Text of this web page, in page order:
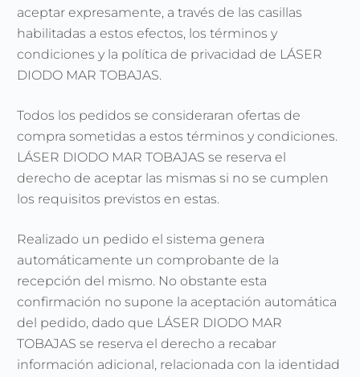
aceptar expresamente, a través de las casillas
habilitadas a estos efectos, los términos y
condiciones y la política de privacidad de LÁSER
DIODO MAR TOBAJAS.
Todos los pedidos se consideraran ofertas de
compra sometidas a estos términos y condiciones.
LÁSER DIODO MAR TOBAJAS se reserva el
derecho de aceptar las mismas si no se cumplen
los requisitos previstos en estas.
Realizado un pedido el sistema genera
automáticamente un comprobante de la
recepción del mismo. No obstante esta
confirmación no supone la aceptación automática
del pedido, dado que LÁSER DIODO MAR
TOBAJAS se reserva el derecho a recabar
información adicional, relacionada con la identidad